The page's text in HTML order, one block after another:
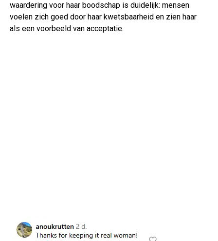
waardering voor haar boodschap is duidelijk: mensen
voelen zich goed door haar kwetsbaarheid en zien haar
als een voorbeeld van acceptatie.